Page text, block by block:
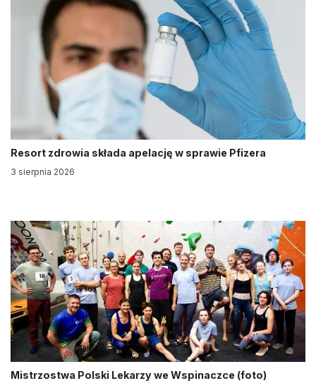
Resort zdrowia składa apelację w sprawie Pfizera
3 sierpnia 2026
Mistrzostwa Polski Lekarzy we Wspinaczce (foto)